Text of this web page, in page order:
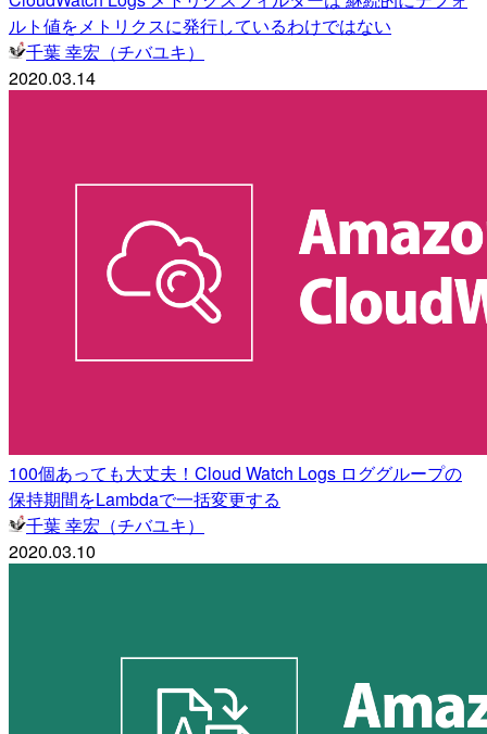
ルト値をメトリクスに発行しているわけではない
千葉 幸宏（チバユキ）
2020.03.14
100個あっても大丈夫！Cloud Watch Logs ロググループの
保持期間をLambdaで一括変更する
千葉 幸宏（チバユキ）
2020.03.10